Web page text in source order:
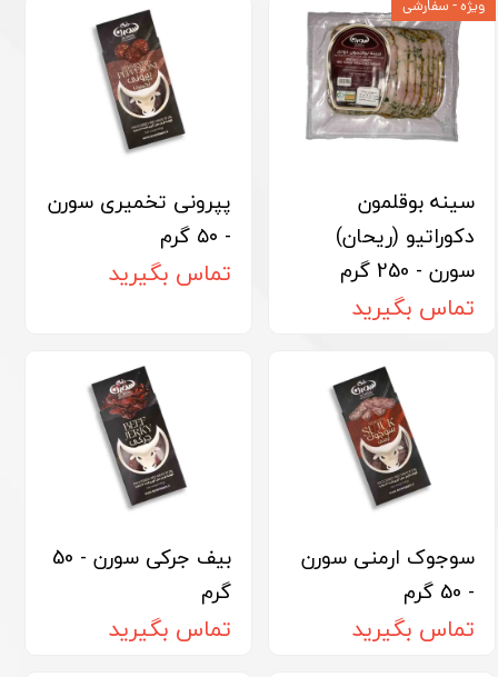
سینه بوقلمون
دکوراتیو (ریحان)
سورن - 250 گرم
تماس بگیرید
ویژه - سفارشی
پپرونی تخمیری سورن
- ۵۰ گرم
تماس بگیرید
سوجوک ارمنی سورن
- 50 گرم
تماس بگیرید
بیف جرکی سورن - 50
گرم
تماس بگیرید